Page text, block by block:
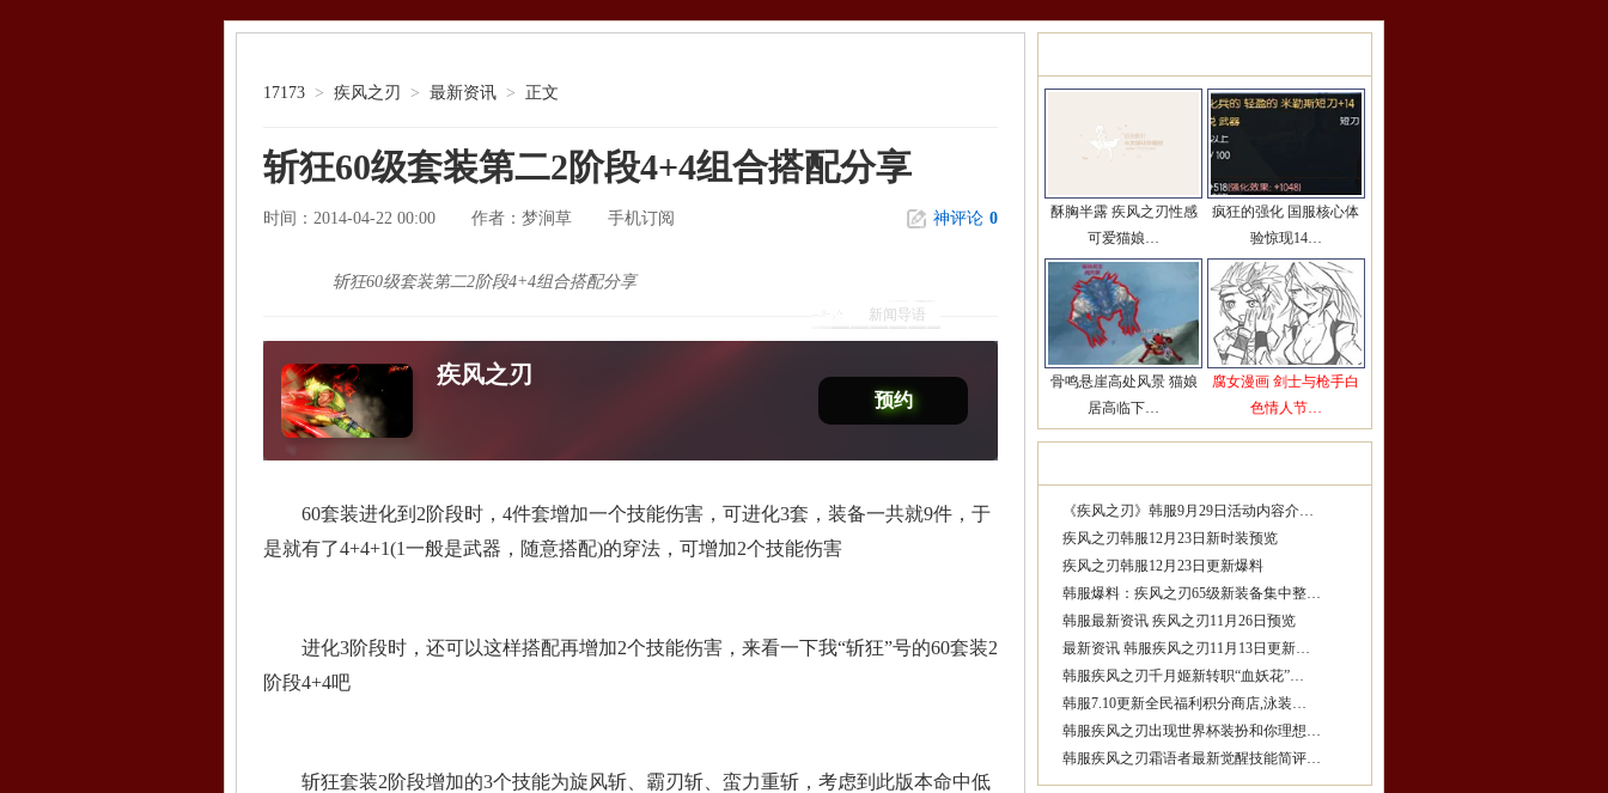
17173 > 疾风之刃 > 最新资讯 > 正文
斩狂60级套装第二2阶段4+4组合搭配分享
时间：2014-04-22 00:00 作者： 梦涧草 手机订阅 神评论 0
新闻导语
斩狂60级套装第二2阶段4+4组合搭配分享
疾风之刃
预约
60套装进化到2阶段时，4件套增加一个技能伤害，可进化3套，装备一共就9件，于
是就有了4+4+1(1一般是武器，随意搭配)的穿法，可增加2个技能伤害
进化3阶段时，还可以这样搭配再增加2个技能伤害，来看一下我“斩狂”号的60套装2
阶段4+4吧
斩狂套装2阶段增加的3个技能为旋风斩、霸刃斩、蛮力重斩，考虑到此版本命中低
酥胸半露 疾风之刃性感
可爱猫娘…
疯狂的强化 国服核心体
验惊现14…
骨鸣悬崖高处风景 猫娘
居高临下…
腐女漫画 剑士与枪手白
色情人节…
《疾风之刃》韩服9月29日活动内容介…
疾风之刃韩服12月23日新时装预览
疾风之刃韩服12月23日更新爆料
韩服爆料：疾风之刃65级新装备集中整…
韩服最新资讯 疾风之刃11月26日预览
最新资讯 韩服疾风之刃11月13日更新…
韩服疾风之刃千月姬新转职“血妖花”…
韩服7.10更新全民福利积分商店,泳装…
韩服疾风之刃出现世界杯装扮和你理想…
韩服疾风之刃霜语者最新觉醒技能简评…